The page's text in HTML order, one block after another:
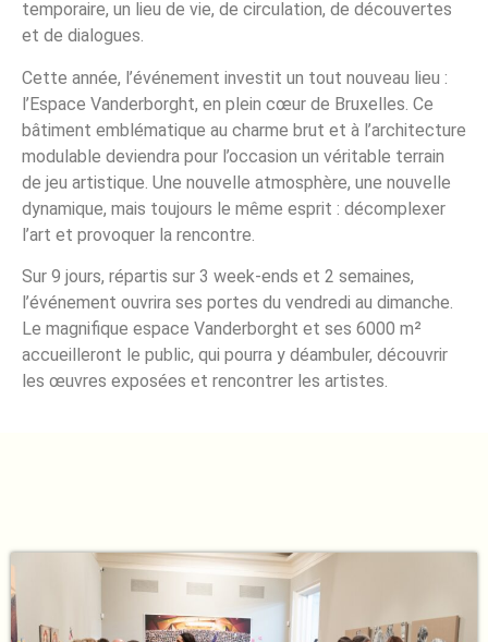
temporaire, un lieu de vie, de circulation, de découvertes
et de dialogues.
Cette année, l’événement investit un tout nouveau lieu :
l’Espace Vanderborght, en plein cœur de Bruxelles. Ce
bâtiment emblématique au charme brut et à l’architecture
modulable deviendra pour l’occasion un véritable terrain
de jeu artistique. Une nouvelle atmosphère, une nouvelle
dynamique, mais toujours le même esprit : décomplexer
l’art et provoquer la rencontre.
Sur 9 jours, répartis sur 3 week-ends et 2 semaines,
l’événement ouvrira ses portes du vendredi au dimanche.
Le magnifique espace Vanderborght et ses 6000 m²
accueilleront le public, qui pourra y déambuler, découvrir
les œuvres exposées et rencontrer les artistes.